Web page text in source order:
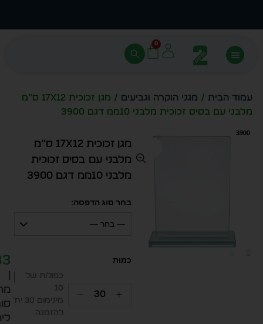
0
עמוד הבית / מגני הוקרה וגביעים
/ מגן זכוכית 17X12 ס”מ
מלבני עם בסיס זכוכית מלבני 10ממ דגם 3900
מגן זכוכית 17X12 ס”מ
מלבני עם בסיס זכוכית
מלבני 10ממ דגם 3900
בחר סוג הדפסה:
— בחר —
כפולות של
10
מינימום 30 יח׳
להזמנה